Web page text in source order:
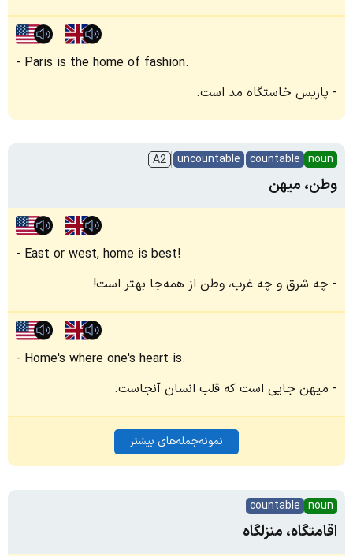
Paris is the home of fashion.
پاریس خاستگاه مد است.
noun
countable
uncountable
A2
وطن، میهن
East or west, home is best!
چه شرق و چه غرب، وطن از همه‌جا بهتر است!
Home's where one's heart is.
میهن جایی است که قلب انسان آنجاست.
نمونه‌جمله‌های بیشتر
noun
countable
اقامتگاه، منزلگاه